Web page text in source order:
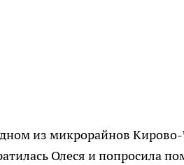
из микрорайнов
Олеся и попросила